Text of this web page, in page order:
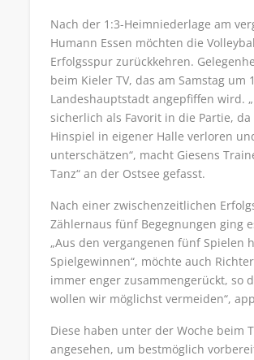
Nach der 1:3-Heimniederlage am
Humann Essen möchten die
Erfolgsspur zurückkehren.
beim Kieler TV, das am Samstag
Landeshauptstadt angepfiffen wird.
sicherlich als Favorit in die Partie,
Hinspiel in eigener Halle verloren
unterschätzen“, macht Giesens
Tanz“ an der Ostsee gefasst.
Nach einer zwischenzeitlichen
Zählernaus fünf Begegnungen ging
„Aus den vergangenen fünf Spielen
Spielgewinnen“, möchte auch
immer enger zusammengerückt, so
wollen wir möglichst vermeiden“,
Diese haben unter der Woche beim
angesehen, um bestmöglich